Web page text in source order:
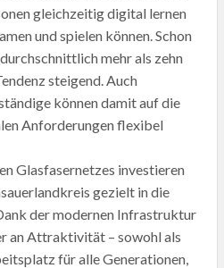
gleichzeitig digital lernen
und spielen können. Schon
mehr als zehn
steigend. Auch
können damit auf die
Anforderungen flexibel
Glasfasernetzes investieren
gezielt in die
der modernen Infrastruktur
an Attraktivität – sowohl als
für alle Generationen,